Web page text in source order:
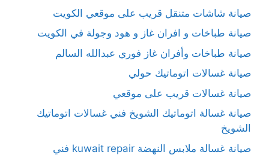
صيانة شاشات متنقل قريب على موقعي الكويت
صيانة طباخات و افران غاز و هود وجولة في الكويت
صيانة طباخات وأفران غاز فوري عبدالله السالم
صيانة غسالات اتوماتيك حولي
صيانة غسالات قريب على موقعي
صيانة غسالة اتوماتيك الشويخ فني غسالات اتوماتيك
الشويخ
صيانة غسالة ملابس النهضة kuwait repair فني